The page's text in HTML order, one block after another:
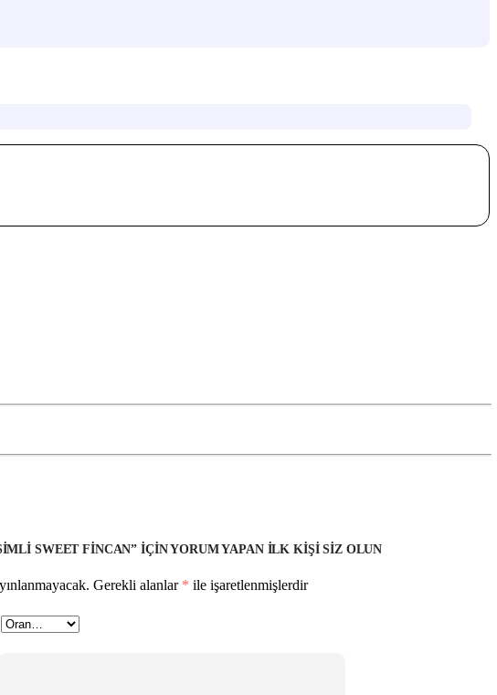
SWEET FINCAN” IÇIN YORUM YAPAN ILK KIŞI SIZ OLUN
Gerekli alanlar * ile işaretlenmişlerdir